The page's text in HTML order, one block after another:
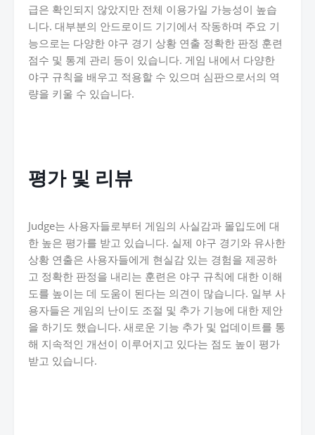
급은 확인되지 않았지만 전체 이용가일 가능성이 높습
니다. 대부분의 안드로이드 기기에서 작동하며 주요 기
능으로는 다양한 야구 경기 상황 연출 정확한 판정 훈련
점수 및 통계 관리 등이 있습니다. 게임 내에서 다양한
야구 규칙을 배우고 적용할 수 있으며 심판으로서의 역
량을 키울 수 있습니다.
평가 및 리뷰
Judge는 사용자들로부터 게임의 사실감과 몰입도에 대
한 높은 평가를 받고 있습니다. 실제 야구 경기와 유사한
상황 연출은 사용자들에게 현실감 있는 경험을 제공하
고 정확한 판정을 내리는 훈련은 야구 규칙에 대한 이해
도를 높이는 데 도움이 된다는 의견이 많습니다. 일부 사
용자들은 게임의 난이도 조절 및 추가 기능에 대한 제안
을 하기도 했습니다. 새로운 기능 추가 및 업데이트를 통
해 지속적인 개선이 이루어지고 있다는 점도 높이 평가
받고 있습니다.